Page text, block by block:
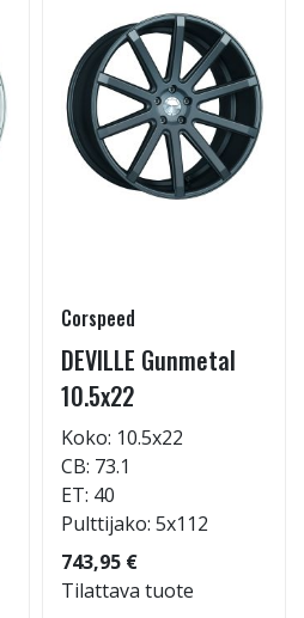
Corspeed
DEVILLE Gunmetal
10.5x22
Koko: 10.5x22
CB: 73.1
ET: 40
Pulttijako: 5x112
743,95 €
Tilattava tuote